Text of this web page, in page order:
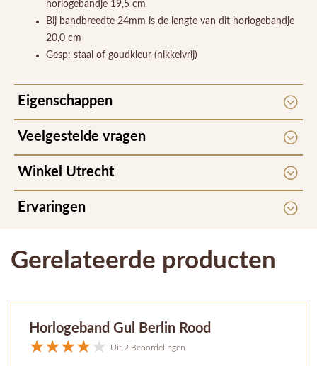
horlogebandje 19,5 cm
Bij bandbreedte 24mm is de lengte van dit horlogebandje
20,0 cm
Gesp: staal of goudkleur (nikkelvrij)
Eigenschappen
Veelgestelde vragen
Winkel Utrecht
Ervaringen
Gerelateerde producten
Horlogeband Gul Berlin Rood
Uit 2 Beoordelingen